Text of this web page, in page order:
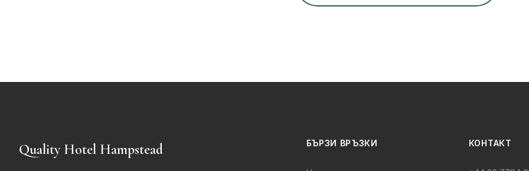
Quality Hotel Hampstead БЪРЗИ ВРЪЗКИ КОНТАКТ